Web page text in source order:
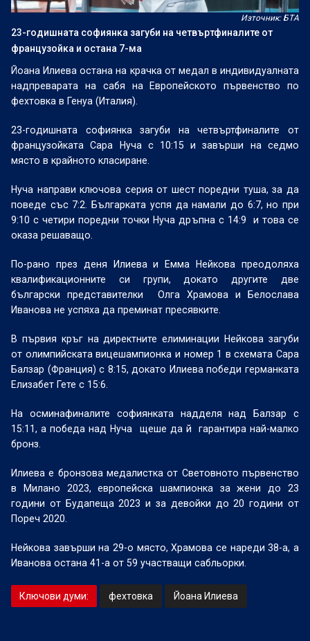
Източник: БТА
23-годишната софиянка загуби на четвъртфиналите от
французойка и остана 7-ма
Йоана Илиева остана на крачка от медал в индивидуалната
надпреварата на сабя на Европейското първенство по
фехтовка в Генуа (Италия).
23-годишната софиянка загуби на четвъртфиналите от
французойката Сара Нуча с 10:15 и завърши на седмо
място в крайното класиране.
Нуча направи ключова серия от шест поредни туша, за да
поведе със 7:2. Българката успя да намали до 6:7, но при
9:10 с четири поредни точки Нуча дръпна с 14:9
и това се
оказа решаващо.
По-рано през деня Илиева и Емма Нейкова преодоляха
квалификационните си групи, докато другите две
български представителки
Олга Храмова и Белослава
Иванова не успяха да преминат пресявките.
В първия кръг на директните елиминации Нейкова загуби
от олимпийската вицешампионка и номер 1 в схемата Сара
Балзар (Франция) с 8:15, докато Илиева победи германката
Елизабет Гете с 15:6.
На осминафиналите софиянката надделя над Балзар с
15:11, а победа над Нуча
щеше да й
гарантира най-малко
бронз.
Илиева е бронзова медалистка от Световното първенство
в Милано 2023, европейска шампионка за жени до 23
години от Будапеща 2023 и за девойки до 20 години от
Пореч 2020.
Нейкова завърши на 29-о място, Храмова се нареди 38-а, а
Иванова остана 41-а от 59 участващи сабльорки.
Ключови думи: фехтовка Йоана Илиева